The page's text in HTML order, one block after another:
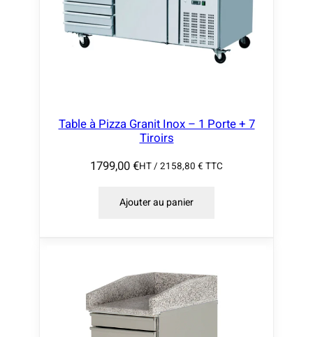
Table à Pizza Granit Inox – 1 Porte + 7
Tiroirs
1799,00€HT / 2158,80 € TTC
Ajouter au panier